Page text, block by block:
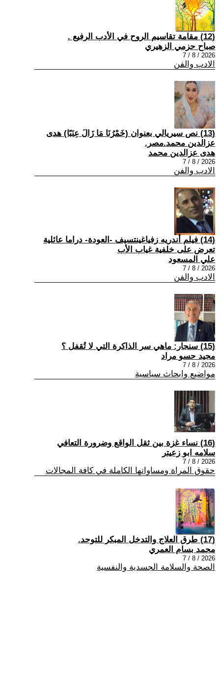
(12) مقامة تقاسيم الروح في الأدب الرفيع .
صباح حزمي الزهيري
2026 / 8 / 7
الادب والفن
(13) نص سيريالي بعنوان (خَمْرُنَا مَا زَالَ عِنَبًا) هدى
عزالدين محمد.مصر.
هدى عزالدين محمد
2026 / 8 / 7
الادب والفن
(14) فيلم أندريه زفياغينتسيف -العودة- دراما عائلية
تعرض على خلفية غياب الأب
علي المسعود
2026 / 8 / 7
الادب والفن
(15) سنجار: ماهي سر الذاكرة التي لا تُقفل ؟
مجيد حسو مراد
2026 / 8 / 7
مواضيع وابحاث سياسية
(16) نساء غزة بين ثقل الواقع وضرورة التعافي
سلامه ابو زعيتر
2026 / 8 / 7
حقوق المراة ومساواتها الكاملة في كافة المجالات
(17) طرق العلاج والتدخل المبكر للتوحد.
محمد بسام العمري
2026 / 8 / 7
الصحة والسلامة الجسدية والنفسية